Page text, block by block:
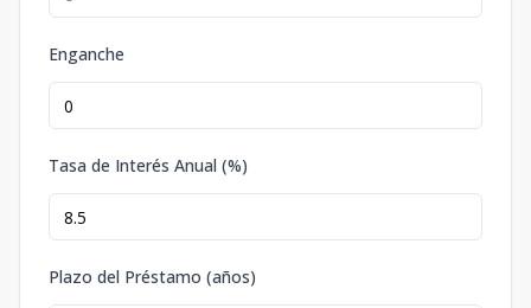
Enganche
Tasa de Interés Anual (%)
Plazo del Préstamo (años)